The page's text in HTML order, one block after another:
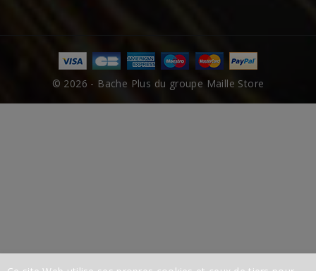
© 2026 - Bache Plus du groupe Maille Store